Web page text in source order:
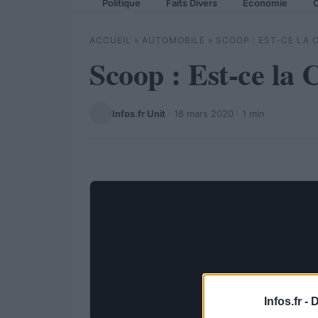
Infos.fr -
Politique Faits Divers Economie
ACCUEIL » AUTOMOBILE » SCOOP : EST-CE LA
Scoop : Est-ce la
Infos.fr Unit · 18 mars 2020 · 1 min